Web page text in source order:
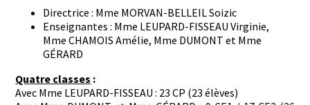
Directrice : Mme MORVAN-BELLEIL Soizic
Enseignantes : Mme LEUPARD-FISSEAU Virginie,
Mme CHAMOIS Amélie, Mme DUMONT et Mme
GÉRARD
Quatre classes :
Avec Mme LEUPARD-FISSEAU : 23 CP (23 élèves)